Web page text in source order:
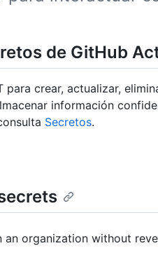
de GitHub
para crear, actualizar,
información
Secretos.
an organization without